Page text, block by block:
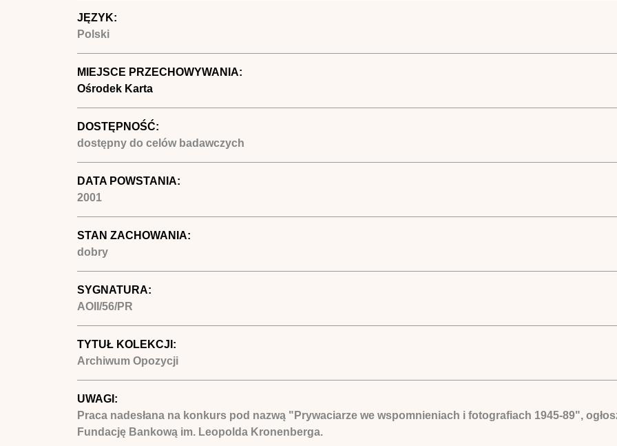
JĘZYK:
Polski
MIEJSCE PRZECHOWYWANIA:
Ośrodek Karta
DOSTĘPNOŚĆ:
dostępny do celów badawczych
DATA POWSTANIA:
2001
STAN ZACHOWANIA:
dobry
SYGNATURA:
AOII/56/PR
TYTUŁ KOLEKCJI:
Archiwum Opozycji
UWAGI:
Praca nadesłana na konkurs pod nazwą "Prywaciarze we wspomnieniach i fotografiach 1945-89",
Fundację Bankową im. Leopolda Kronenberga.